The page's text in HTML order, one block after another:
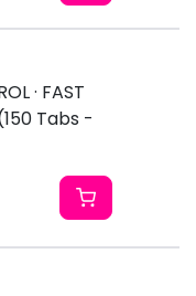
· FAST
(150 Tabs -